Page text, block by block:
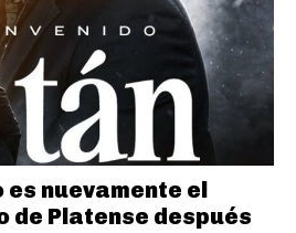
nuevamente el
Platense después